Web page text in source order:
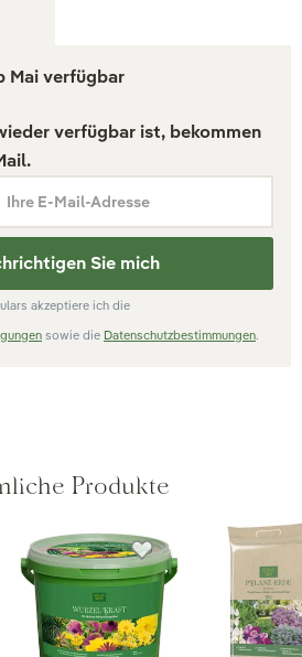
Mai verfügbar
verfügbar ist, bekommen
Ihre E-Mail-Adresse
Sie mich
akzeptiere ich die
sowie die Datenschutzbestimmungen.
Produkte